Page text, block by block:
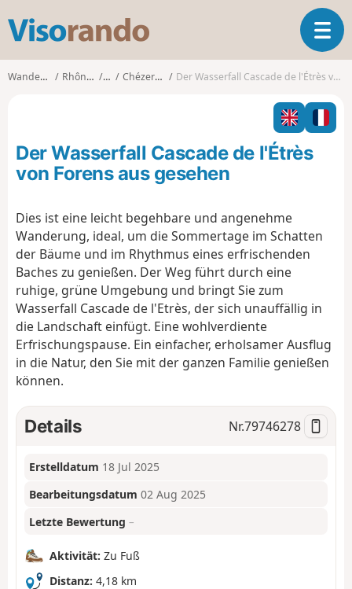
s
o
o
T
o
l
n
t
Wanderungen Rhône-Alpes Ain Chézery-Forens Der Wasserfall Cascade de l'Étrès von Forens aus gesehen
Der Wasserfall Cascade de l'Étrès
von Forens aus gesehen
Dies ist eine leicht begehbare und angenehme
Wanderung, ideal, um die Sommertage im Schatten
der Bäume und im Rhythmus eines erfrischenden
Baches zu genießen. Der Weg führt durch eine
ruhige, grüne Umgebung und bringt Sie zum
Wasserfall Cascade de l'Etrès, der sich unauffällig in
die Landschaft einfügt. Eine wohlverdiente
Erfrischungspause. Ein einfacher, erholsamer Ausflug
in die Natur, den Sie mit der ganzen Familie genießen
können.
Details Nr.79746278
Erstelldatum 18 Jul 2025
Bearbeitungsdatum 02 Aug 2025
Letzte Bewertung –
Aktivität: Zu Fuß
Distanz: 4,18 km